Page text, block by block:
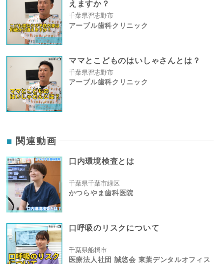
えますか？
千葉県習志野市
アーブル歯科クリニック
ママとこどものはいしゃさんとは？
千葉県習志野市
アーブル歯科クリニック
関連動画
口内環境検査とは
千葉県千葉市緑区
かつらやま歯科医院
口呼吸のリスクについて
千葉県船橋市
医療法人社団 誠悠会 東葉デンタルオフィス